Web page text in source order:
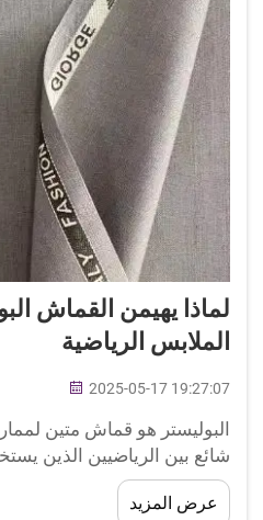
لماذا يهيمن القماش
الملابس الرياضية
2025-05-17 19:27:07
البوليستر هو قماش متين
شائع بين الرياضيين الذين
تحتاج إلى تحمل العمل الشاق.
واللعب دون القلق من تمزيق
عرض المزيد